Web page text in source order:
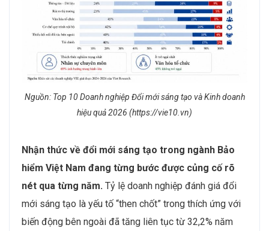
Nguồn: Top 10 Doanh nghiệp Đổi mới sáng tạo và Kinh doanh
hiệu quả 2026 (https://vie10.vn)
Nhận thức về đổi mới sáng tạo trong ngành Bảo
hiểm Việt Nam đang từng bước được củng cố rõ
nét qua từng năm. Tỷ lệ doanh nghiệp đánh giá đổi
mới sáng tạo là yếu tố “then chốt” trong thích ứng với
biến động bên ngoài đã tăng liên tục từ 32,2% năm